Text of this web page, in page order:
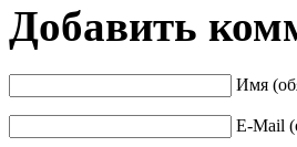
Добавить
Имя
E-Mail